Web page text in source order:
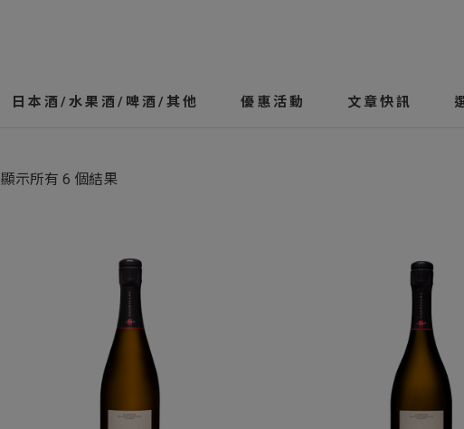
日本酒/水果酒/啤酒/其他 優惠活動 文章快訊
顯示所有 6 個結果